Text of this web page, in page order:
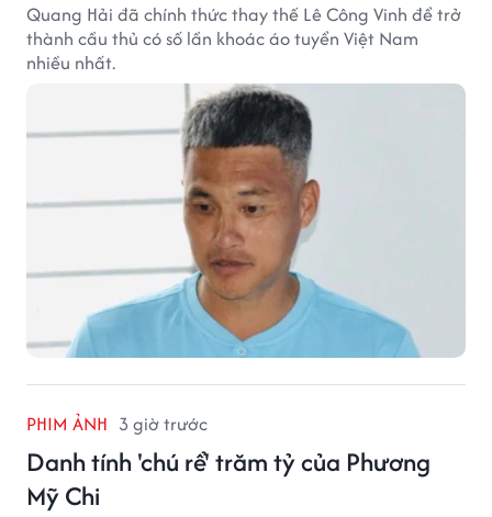
Quang Hải đã chính thức thay thế Lê Công Vinh để trở
thành cầu thủ có số lần khoác áo tuyển Việt Nam
nhiều nhất.
PHIM ẢNH 3 giờ trước
Danh tính 'chú rể' trăm tỷ của Phương
Mỹ Chi